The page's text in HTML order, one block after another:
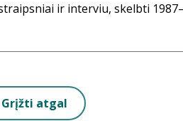
ir interviu, skelbti
Grįžti atgal